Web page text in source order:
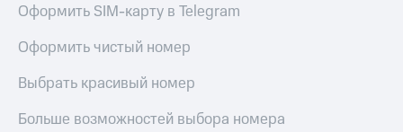
Оформить SIM-карту в Telegram
Оформить чистый номер
Выбрать красивый номер
Больше возможностей выбора номера